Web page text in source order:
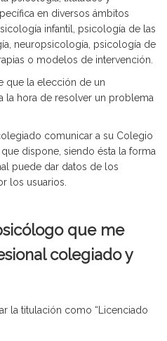
en diversos ámbitos
infantil, psicología de las
neuropsicología, psicología de
o modelos de intervención.
que la elección de un
la hora de resolver un problema
comunicar a su Colegio
dispone, siendo ésta la forma
puede dar datos de los
los usuarios.
que me
colegiado y
la titulación como “Licenciado